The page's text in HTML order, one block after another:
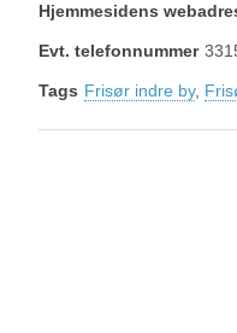
Hjemmesidens
Evt. telefonnummer
Tags Frisør indre by,